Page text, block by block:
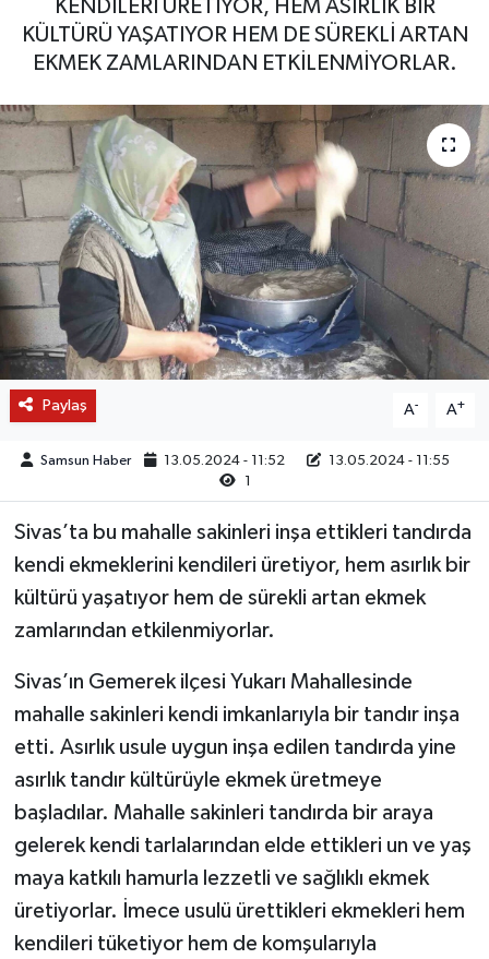
KENDİLERİ ÜRETİYOR, HEM ASIRLIK BİR
KÜLTÜRÜ YAŞATIYOR HEM DE SÜREKLİ ARTAN
EKMEK ZAMLARINDAN ETKİLENMİYORLAR.
Paylaş A- A+
Samsun Haber 13.05.2024 - 11:52
13.05.2024 - 11:55
1
Sivas’ta bu mahalle sakinleri inşa ettikleri tandırda
kendi ekmeklerini kendileri üretiyor, hem asırlık bir
kültürü yaşatıyor hem de sürekli artan ekmek
zamlarından etkilenmiyorlar.
Sivas’ın Gemerek ilçesi Yukarı Mahallesinde
mahalle sakinleri kendi imkanlarıyla bir tandır inşa
etti. Asırlık usule uygun inşa edilen tandırda yine
asırlık tandır kültürüyle ekmek üretmeye
başladılar. Mahalle sakinleri tandırda bir araya
gelerek kendi tarlalarından elde ettikleri un ve yaş
maya katkılı hamurla lezzetli ve sağlıklı ekmek
üretiyorlar. İmece usulü ürettikleri ekmekleri hem
kendileri tüketiyor hem de komşularıyla